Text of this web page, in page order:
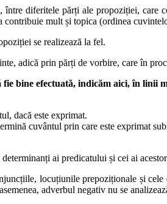
între diferitele părți ale propoziției,
contribuie mult și topica (ordinea
se realizează la fel.
adică prin părți de vorbire, care în
bine efectuată, indicăm aici, în linii
dacă este exprimat.
cuvântul prin care este exprimat
ai predicatului și cei ai
locuțiunile prepoziționale și
adverbul negativ nu se